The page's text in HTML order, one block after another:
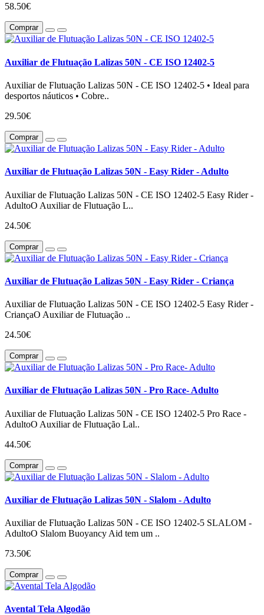
58.50€
Comprar
Auxiliar de Flutuação Lalizas 50N - CE ISO 12402-5
Auxiliar de Flutuação Lalizas 50N - CE ISO 12402-5 • Ideal para
desportos náuticos • Cobre..
29.50€
Comprar
Auxiliar de Flutuação Lalizas 50N - Easy Rider - Adulto
Auxiliar de Flutuação Lalizas 50N - CE ISO 12402-5 Easy Rider -
AdultoO Auxiliar de Flutuação L..
24.50€
Comprar
Auxiliar de Flutuação Lalizas 50N - Easy Rider - Criança
Auxiliar de Flutuação Lalizas 50N - CE ISO 12402-5 Easy Rider -
CriançaO Auxiliar de Flutuação ..
24.50€
Comprar
Auxiliar de Flutuação Lalizas 50N - Pro Race- Adulto
Auxiliar de Flutuação Lalizas 50N - CE ISO 12402-5 Pro Race -
AdultoO Auxiliar de Flutuação Lal..
44.50€
Comprar
Auxiliar de Flutuação Lalizas 50N - Slalom - Adulto
Auxiliar de Flutuação Lalizas 50N - CE ISO 12402-5 SLALOM -
AdultoO Slalom Buoyancy Aid tem um ..
73.50€
Comprar
Avental Tela Algodão